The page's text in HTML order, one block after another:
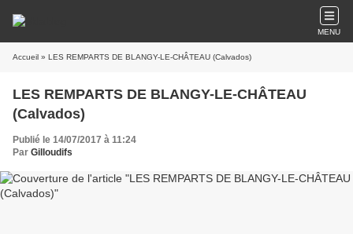
MENU
Accueil » LES REMPARTS DE BLANGY-LE-CHÂTEAU (Calvados)
LES REMPARTS DE BLANGY-LE-CHÂTEAU
(Calvados)
Publié le 14/07/2017 à 11:24
Par Gilloudifs